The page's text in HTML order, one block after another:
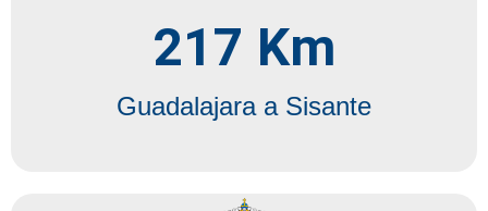
Guadalajara a Sisante
217 Km